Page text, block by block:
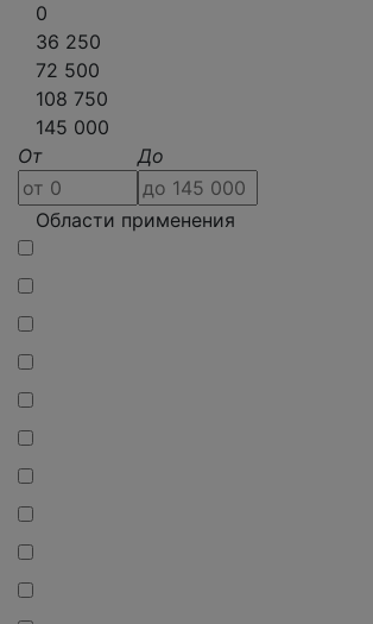
0
36 250
72 500
108 750
145 000
От
До
Области применения